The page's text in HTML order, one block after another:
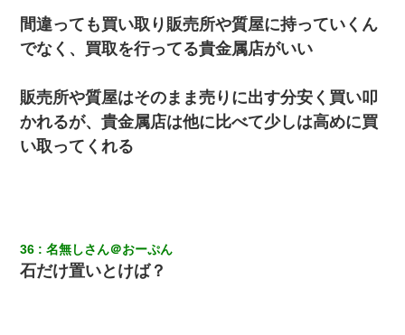
間違っても買い取り販売所や質屋に持っていくん
でなく、買取を行ってる貴金属店がいい
販売所や質屋はそのまま売りに出す分安く買い叩
かれるが、貴金属店は他に比べて少しは高めに買
い取ってくれる
36 名無しさん＠おーぷん
石だけ置いとけば？